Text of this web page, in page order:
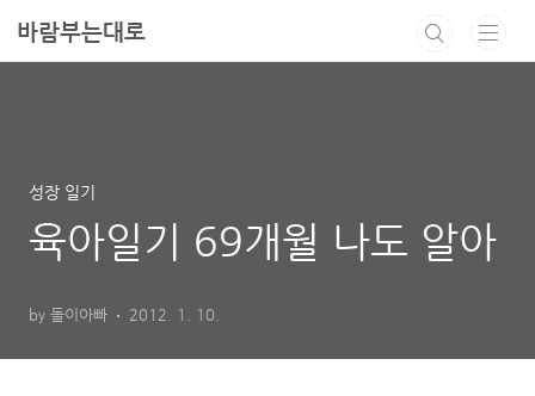
바람부는대로
성장 일기
육아일기 69개월 나도 알아
by 돌이아빠 2012. 1. 10.